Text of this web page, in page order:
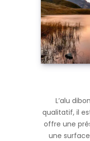
L’alu
qualitatif, il
offre une
une